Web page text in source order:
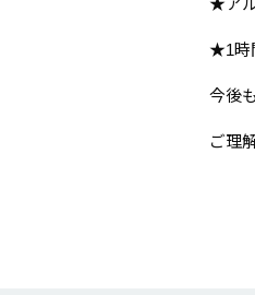
★ア
★1時
今後
ご理